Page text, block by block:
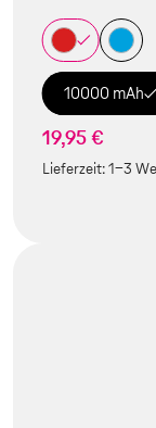
10000 mAh
19,95 €
Lieferzeit:1-3